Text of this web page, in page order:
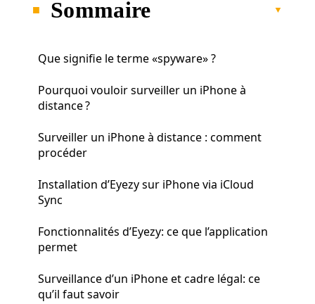
Sommaire
Que signifie le terme «spyware» ?
Pourquoi vouloir surveiller un iPhone à
distance ?
Surveiller un iPhone à distance : comment
procéder
Installation d’Eyezy sur iPhone via iCloud
Sync
Fonctionnalités d’Eyezy: ce que l’application
permet
Surveillance d’un iPhone et cadre légal: ce
qu’il faut savoir